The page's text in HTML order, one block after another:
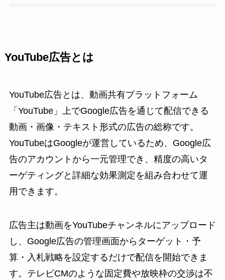
YouTube広告とは
YouTube広告とは、動画共有プラットフォーム
「YouTube」上でGoogle広告を通じて配信できる
動画・画像・テキスト形式の広告の総称です。
YouTubeはGoogleが運営しているため、Google広
告のアカウントから一元管理でき、精度の高いタ
ーゲティングと詳細な効果測定を組み合わせて運
用できます。
広告主は動画をYouTubeチャンネルにアップロード
し、Google広告の管理画面からターゲット・予
算・入札戦略を設定するだけで配信を開始できま
す。テレビCMのような固定費や放映枠の交渉は不